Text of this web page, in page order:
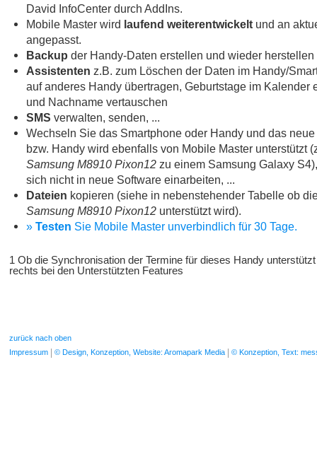
David InfoCenter durch AddIns.
Mobile Master wird laufend weiterentwickelt und an
angepasst.
Backup der Handy-Daten erstellen und wieder herstellen
Assistenten z.B. zum Löschen der Daten im Handy/
auf anderes Handy übertragen, Geburtstage im Kalender
und Nachname vertauschen
SMS verwalten, senden, ...
Wechseln Sie das Smartphone oder Handy und das
bzw. Handy wird ebenfalls von Mobile Master unterstützt
Samsung M8910 Pixon12 zu einem Samsung Galaxy
sich nicht in neue Software einarbeiten, ...
Dateien kopieren (siehe in nebenstehender Tabelle ob
Samsung M8910 Pixon12 unterstützt wird).
» Testen Sie Mobile Master unverbindlich für 30 Tage.
1 Ob die Synchronisation der Termine für dieses Handy
rechts bei den Unterstützten Features
zurück nach oben
Impressum
© Design, Konzeption, Website: Aromapark Media © Konzeption, Text: